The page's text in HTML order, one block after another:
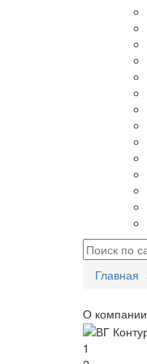
Главная
О компании
1